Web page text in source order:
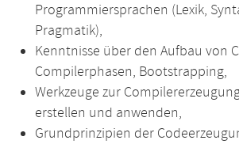
Programmiersprachen (Lexik,
Pragmatik),
Kenntnisse über den Aufbau von
Compilerphasen, Bootstrapping,
Werkzeuge zur
erstellen und anwenden,
Grundprinzipien der